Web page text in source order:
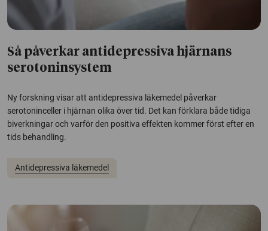
Så påverkar antidepressiva hjärnans
serotoninsystem
Ny forskning visar att antidepressiva läkemedel påverkar
serotoninceller i hjärnan olika över tid. Det kan förklara både tidiga
biverkningar och varför den positiva effekten kommer först efter en
tids behandling.
Antidepressiva läkemedel